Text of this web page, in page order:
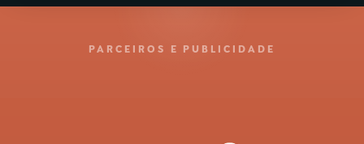
PARCEIROS E PUBLICIDADE